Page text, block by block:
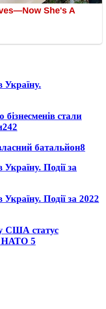
Україну.
стали
242
батальйон8
Україну. Події за
Україну. Події за 2022
США статус
НАТО 5